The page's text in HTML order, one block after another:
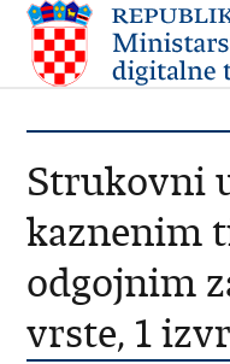
Strukovni
kaznenim
odgojnim
vrste, 1